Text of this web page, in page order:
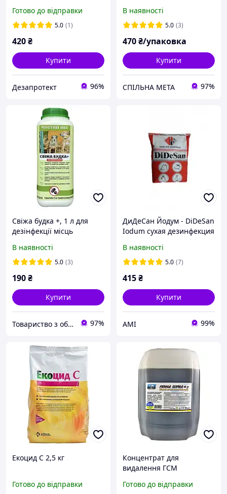
Готово до відправки
5.0 (1)
420₴
Купити
Дезапротект 96%
В наявності
5.0 (3)
470₴/упаковка
Купити
СПІЛЬНА МЕТА 97%
Свіжа будка +, 1 л для
дезінфекції місць
В наявності
5.0 (3)
190₴
Купити
Товариство з обмеженою відповідальністю виробничо-комерційна фірма "Гріг ЛТД" 97%
ДиДеСан Йодум - DiDeSan
Iodum сухая дезинфекция
В наявності
5.0 (7)
415₴
Купити
АМІ 99%
Екоцид С 2,5 кг
Готово до відправки
Концентрат для
видалення ГСМ
масла та палива (12 кг)
Готово до відправки